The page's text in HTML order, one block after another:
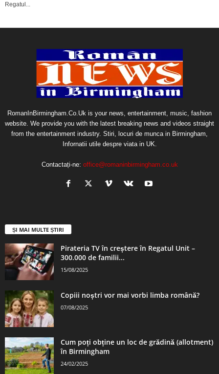
Regatul...
RomanInBirmingham.Co.Uk is your news, entertainment, music, fashion
website. We provide you with the latest breaking news and videos straight
from the entertainment industry. Stiri, locuri de munca in Birmingham,
Infornatii utile despre viata in UK.
Contactați-ne: office@romaninbirmingham.co.uk
ȘI MAI MULTE ȘTIRI
Pirateria TV în creștere în Regatul Unit –
300.000 de familii...
15/08/2025
Copiii noștri vor mai vorbi limba română?
07/08/2025
Cum poți obține un loc de grădină (allotment)
în Birmingham
24/02/2025